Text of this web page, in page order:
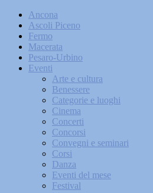
Ancona
Ascoli Piceno
Fermo
Macerata
Pesaro-Urbino
Eventi
Arte e cultura
Benessere
Categorie e luoghi
Cinema
Concerti
Concorsi
Convegni e seminari
Corsi
Danza
Eventi del mese
Festival